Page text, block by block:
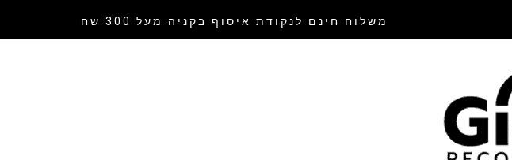
משלוח חינם לנקודת איסוף בקניה מעל 300 שח